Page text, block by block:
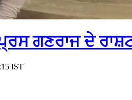
ਗਣਰਾਜ ਦੇ
IST